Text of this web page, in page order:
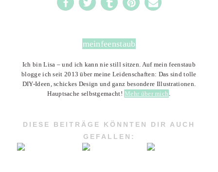
meinfeenstaub
Ich bin Lisa – und ich kann nie still sitzen. Auf mein feenstaub
blogge ich seit 2013 über meine Leidenschaften: Das sind tolle
DIY-Ideen, schickes Design und ganz besondere Illustrationen.
Hauptsache selbstgemacht! Mehr über mich .
DIESE BEITRÄGE KÖNNTEN DIR AUCH
GEFALLEN: